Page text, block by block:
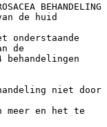
BEHANDELING
de huid
onderstaande
de
niet door
meer en het te